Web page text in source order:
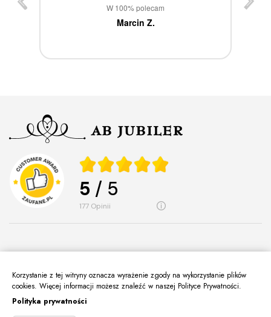
W 100% polecam
Marcin Z.
5 / 5
177 opinii
O Nas
Informacje
Korzystanie z tej witryny oznacza wyrażenie zgody na wykorzystanie plików
cookies. Więcej informacji możesz znaleźć w naszej Polityce Prywatności.
Polityka prywatności